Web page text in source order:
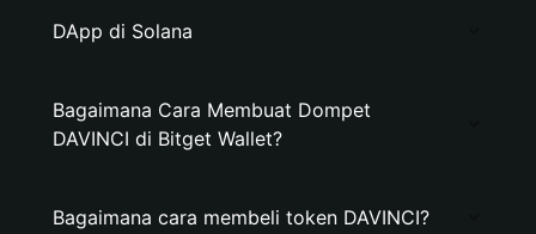
DApp di Solana
Bagaimana Cara Membuat Dompet
DAVINCI di Bitget Wallet?
Bagaimana cara membeli token DAVINCI?